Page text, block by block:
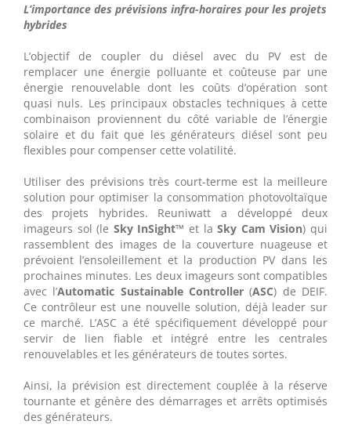
L’importance des prévisions infra-horaires pour les projets
hybrides
L’objectif de coupler du diésel avec du PV est de
remplacer une énergie polluante et coûteuse par une
énergie renouvelable dont les coûts d’opération sont
quasi nuls. Les principaux obstacles techniques à cette
combinaison proviennent du côté variable de l’énergie
solaire et du fait que les générateurs diésel sont peu
flexibles pour compenser cette volatilité.
Utiliser des prévisions très court-terme est la meilleure
solution pour optimiser la consommation photovoltaïque
des projets hybrides. Reuniwatt a développé deux
imageurs sol (le Sky InSight™ et laSky Cam Vision) qui
rassemblent des images de la couverture nuageuse et
prévoient l’ensoleillement et la production PV dans les
prochaines minutes. Les deux imageurs sont compatibles
avec l’Automatic Sustainable Controller(ASC) de DEIF.
Ce contrôleur est une nouvelle solution, déjà leader sur
ce marché. L’ASC a été spécifiquement développé pour
servir de lien fiable et intégré entre les centrales
renouvelables et les générateurs de toutes sortes.
Ainsi, la prévision est directement couplée à la réserve
tournante et génère des démarrages et arrêts optimisés
des générateurs.